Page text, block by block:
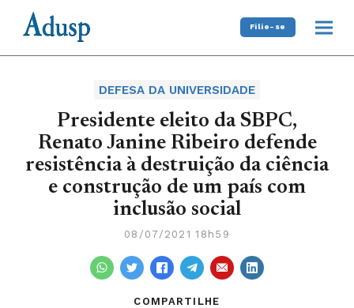
Filie-se
DEFESA DA UNIVERSIDADE
Presidente eleito da SBPC,
Renato Janine Ribeiro defende
resistência à destruição da ciência
e construção de um país com
inclusão social
08/07/2021 18h59
COMPARTILHE